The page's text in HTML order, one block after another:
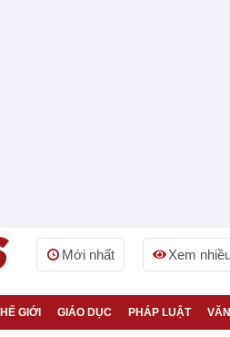
Mới nhất Xem
GIỚI GIÁO DỤC PHÁP LUẬT